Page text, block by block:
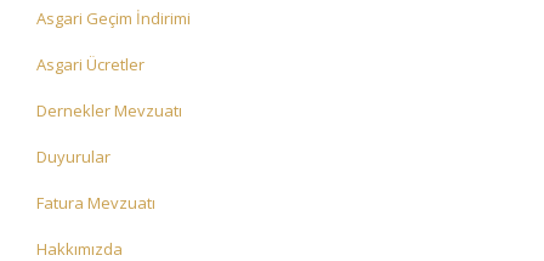
Asgari Geçim İndirimi
Asgari Ücretler
Dernekler Mevzuatı
Duyurular
Fatura Mevzuatı
Hakkımızda